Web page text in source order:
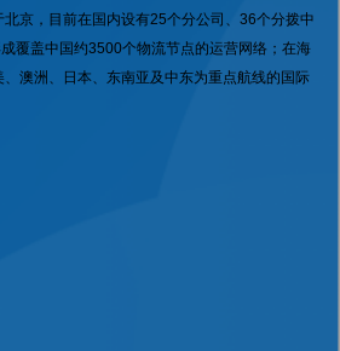
京，目前在国内设有25个分公司、36个分拨中
覆盖中国约3500个物流节点的运营网络；在海
澳洲、日本、东南亚及中东为重点航线的国际